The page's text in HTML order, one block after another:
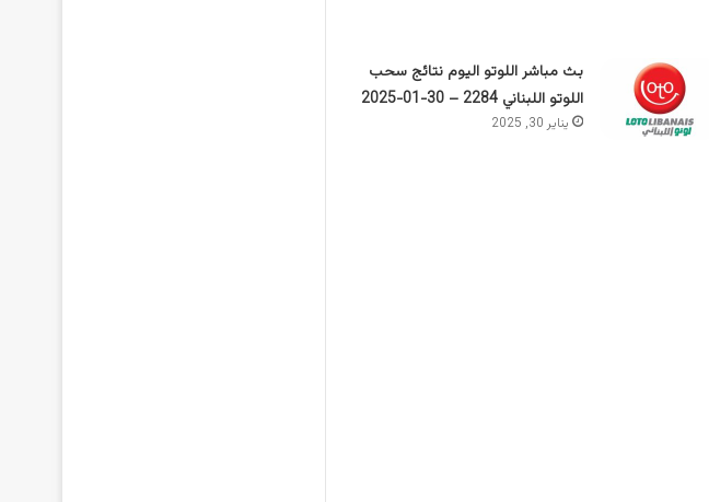
بث مباشر اللوتو اليوم نتائج سحب
اللوتو اللبناني 2284 – 30-01-2025
يناير 30, 2025